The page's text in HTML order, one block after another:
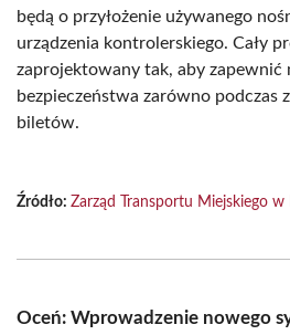
będą o przyłożenie używanego
urządzenia kontrolerskiego. Cały
zaprojektowany tak, aby zapewnić
bezpieczeństwa zarówno podczas
biletów.
Źródło: Zarząd Transportu Miejskiego w
Oceń: Wprowadzenie nowego